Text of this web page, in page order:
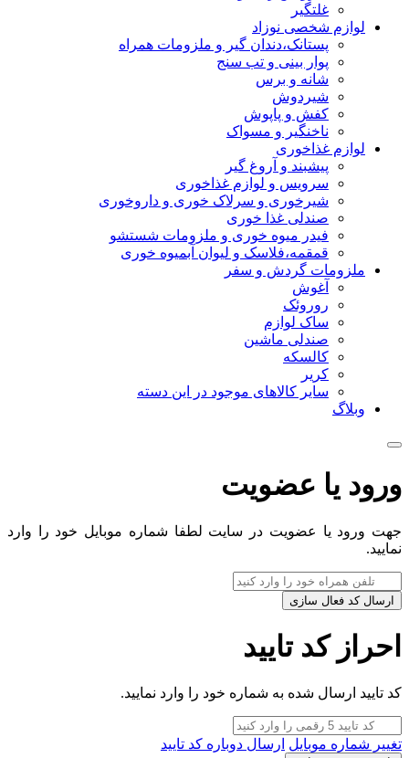
غلتگیر
لوازم شخصی نوزاد
پستانک،دندان گیر و ملزومات همراه
پوار بینی و تب سنج
شانه و برس
شیردوش
کفش و پاپوش
ناخنگیر و مسواک
لوازم غذاخوری
پیشبند و آروغ گیر
سرویس و لوازم غذاخوری
شیرخوری و سرلاک خوری و داروخوری
صندلی غذا خوری
فیدر میوه خوری و ملزومات شستشو
قمقمه،فلاسک و لیوان آبمیوه خوری
ملزومات گردش و سفر
آغوش
روروئک
ساک لوازم
صندلی ماشین
کالسکه
کریر
سایر کالاهای موجود در این دسته
وبلاگ
ورود یا عضویت
جهت ورود یا عضویت در سایت لطفا شماره موبایل خود را وارد
نمایید.
ارسال کد فعال سازی
احراز کد تایید
کد تایید ارسال شده به شماره خود را وارد نمایید.
تغییر شماره موبایل ارسال دوباره کد تایید